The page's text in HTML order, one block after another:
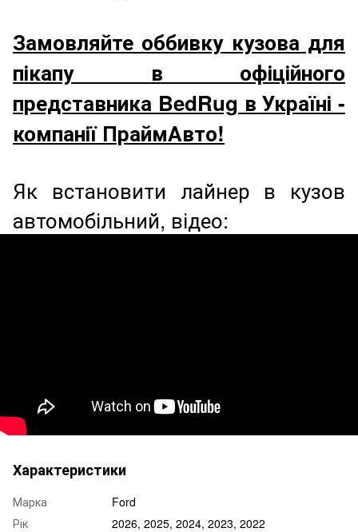
Замовляйте оббивку кузова для
пікапу в офіційного
представника BedRug в Україні -
компанії ПраймАвто!
Як встановити лайнер в кузов
автомобільний, відео:
Характеристики
Марка
Ford
Рік
2026, 2025, 2024, 2023, 2022